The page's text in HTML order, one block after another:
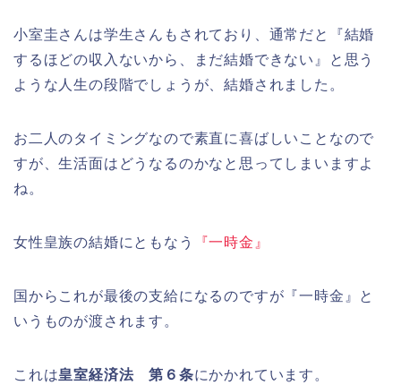
小室圭さんは学生さんもされており、通常だと『結婚
するほどの収入ないから、まだ結婚できない』と思う
ような人生の段階でしょうが、結婚されました。
お二人のタイミングなので素直に喜ばしいことなので
すが、生活面はどうなるのかなと思ってしまいますよ
ね。
女性皇族の結婚にともなう 『一時金』
国からこれが最後の支給になるのですが『一時金』と
いうものが渡されます。
これは皇室経済法 第６条にかかれています。